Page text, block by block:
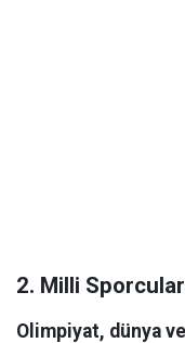
2. Milli
Olimpiyat, dünya